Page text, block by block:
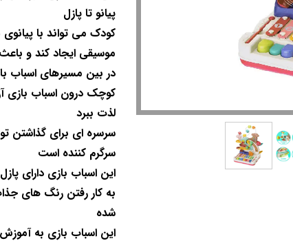
پیانو تا پازل
کودک می تواند با
موسیقی ایجاد کند و
در بین مسیرهای اسباب
کوچک درون اسباب بازی
لذت ببرد
سرسره ای برای گذاشتن
سرگرم کننده است
این اسباب بازی دارای
به کار رفتن رنگ های
شده
این اسباب بازی به